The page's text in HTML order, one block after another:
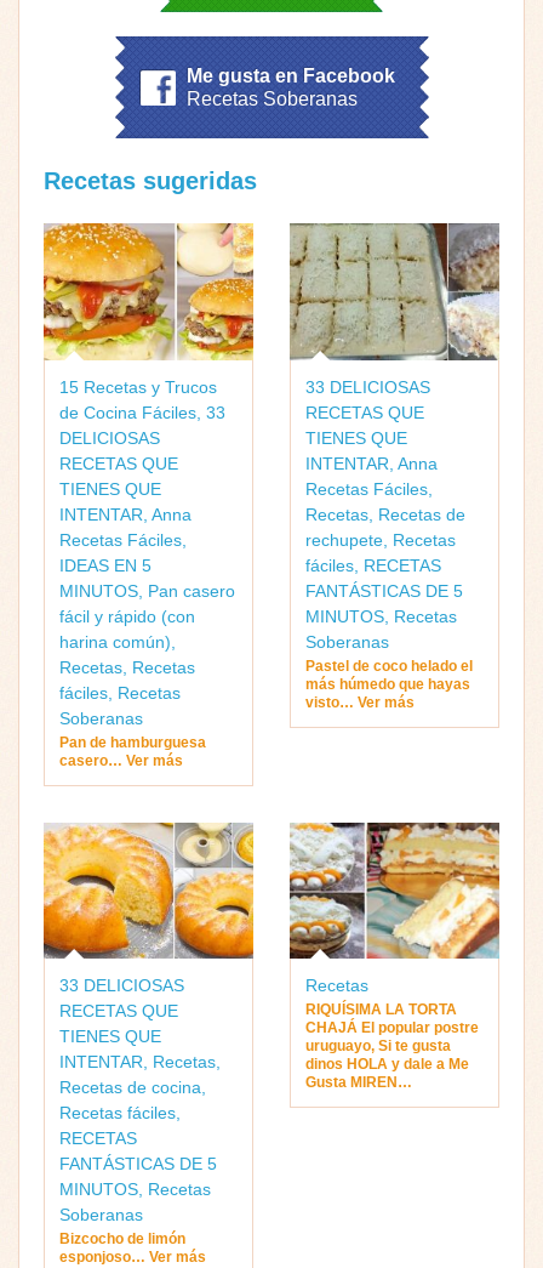
Me gusta en Facebook
Recetas Soberanas
Recetas sugeridas
15 Recetas y Trucos
de Cocina Fáciles 33
DELICIOSAS
RECETAS QUE
TIENES QUE
INTENTAR Anna
Recetas Fáciles
IDEAS EN 5
MINUTOS Pan casero
fácil y rápido (con
harina común)
Recetas Recetas
fáciles Recetas
Soberanas
Pan de hamburguesa
casero… Ver más
33 DELICIOSAS
RECETAS QUE
TIENES QUE
INTENTAR Anna
Recetas Fáciles
Recetas Recetas de
rechupete Recetas
fáciles RECETAS
FANTÁSTICAS DE 5
MINUTOS Recetas
Soberanas
Pastel de coco helado el
más húmedo que hayas
visto… Ver más
33 DELICIOSAS
RECETAS QUE
TIENES QUE
INTENTAR, Recetas,
Recetas de cocina,
Recetas fáciles,
RECETAS
FANTÁSTICAS DE 5
MINUTOS, Recetas
Soberanas
Bizcocho de limón
esponjoso… Ver más
Recetas
RIQUÍSIMA LA TORTA
CHAJÁ El popular postre
uruguayo, Si te gusta
dinos HOLA y dale a Me
Gusta MIREN…